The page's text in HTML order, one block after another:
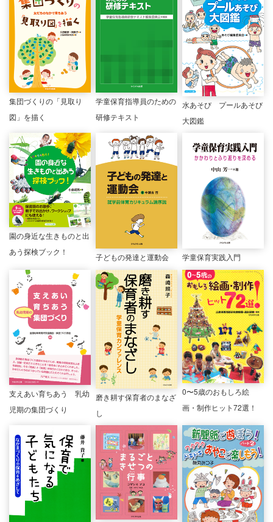
集団づくりの「見取り
図」を描く
学童保育指導員のための
研修テキスト
水あそび プールあそび
大図鑑
園の身近な生きものと出
あう探検ブック！
子どもの発達と運動会 学童保育実践入門
支えあい育ちあう 乳幼
児期の集団づくり
磨き耕す保育者のまなざ
し
0〜5歳のおもしろ絵
画・制作ヒット72選！